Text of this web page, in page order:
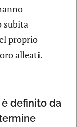
subita
proprio
alleati.
definito da